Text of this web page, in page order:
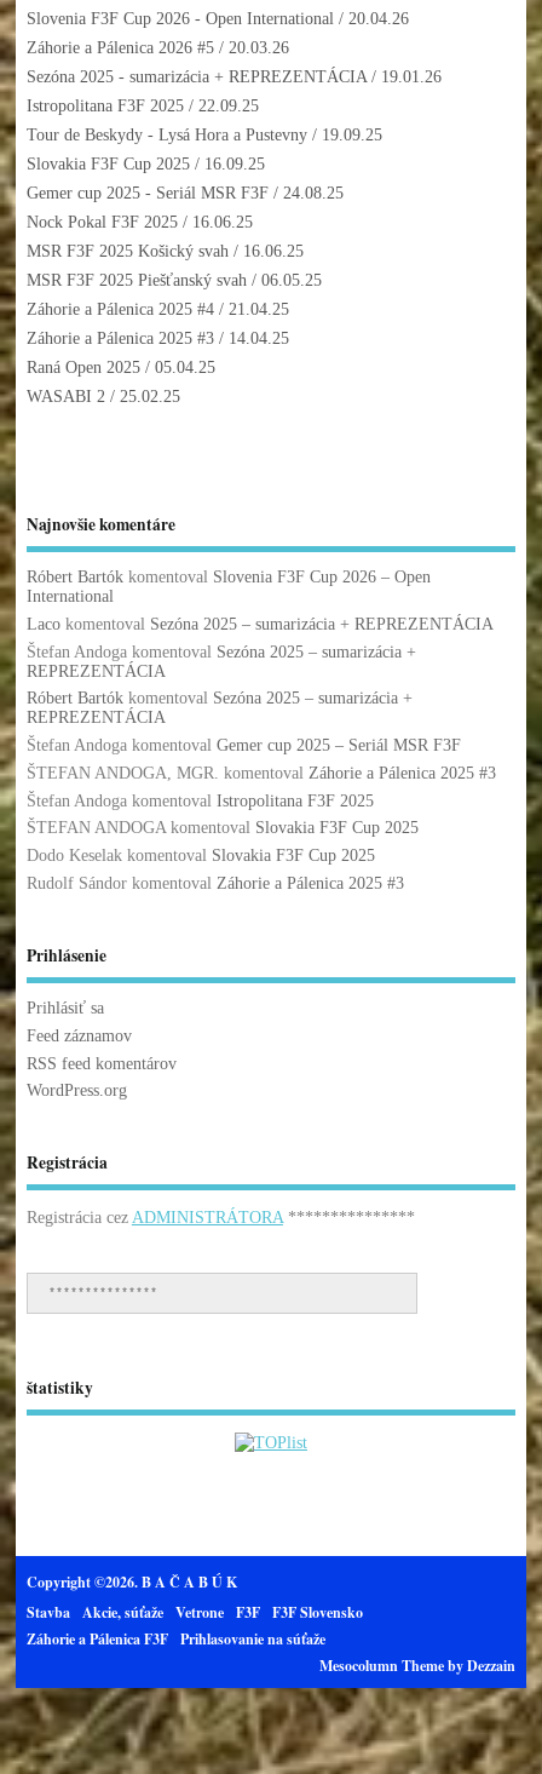
Slovenia F3F Cup 2026 - Open International / 20.04.26
Záhorie a Pálenica 2026 #5/ 20.03.26
Sezóna 2025 - sumarizácia + REPREZENTÁCIA/ 19.01.26
Istropolitana F3F 2025/ 22.09.25
Tour de Beskydy - Lysá Hora a Pustevny/ 19.09.25
Slovakia F3F Cup 2025/ 16.09.25
Gemer cup 2025 - Seriál MSR F3F/ 24.08.25
Nock Pokal F3F 2025/ 16.06.25
MSR F3F 2025 Košický svah / 16.06.25
MSR F3F 2025 Piešťanský svah / 06.05.25
Záhorie a Pálenica 2025 #4/ 21.04.25
Záhorie a Pálenica 2025 #3/ 14.04.25
Raná Open 2025/ 05.04.25
WASABI 2 / 25.02.25
Najnovšie komentáre
Róbert Bartókkomentoval Slovenia F3F Cup 2026 – Open
International
Lacokomentoval Sezóna 2025 – sumarizácia + REPREZENTÁCIA
Štefan Andogakomentoval Sezóna 2025 – sumarizácia +
REPREZENTÁCIA
Róbert Bartókkomentoval Sezóna 2025 – sumarizácia +
REPREZENTÁCIA
Štefan Andogakomentoval Gemer cup 2025 – Seriál MSR F3F
ŠTEFAN ANDOGA, MGR. komentoval Záhorie a Pálenica 2025 #3
Štefan Andogakomentoval Istropolitana F3F 2025
ŠTEFAN ANDOGAkomentoval Slovakia F3F Cup 2025
Dodo Keselakkomentoval Slovakia F3F Cup 2025
Rudolf Sándorkomentoval Záhorie a Pálenica 2025 #3
Prihlásenie
Prihlásiť sa
Feed záznamov
RSS feed komentárov
WordPress.org
Registrácia
Registrácia cez ADMINISTRÁTORA***************
***************
štatistiky
Copyright ©2026. B A Č A B Ú K
Stavba Akcie, súťaže Vetrone F3F F3F Slovensko
Záhorie a Pálenica F3F Prihlasovanie na súťaže
Mesocolumn Theme by Dezzain